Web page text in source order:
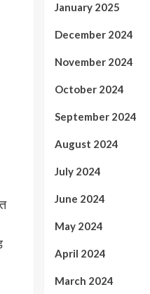
January 2025
December 2024
November 2024
October 2024
September 2024
August 2024
July 2024
June 2024
May 2024
April 2024
March 2024